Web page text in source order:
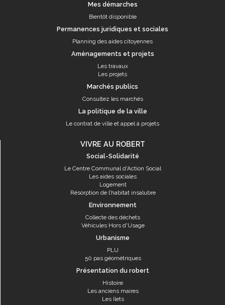
Mes démarches
Bientôt disponible
Permanences juridiques et sociales
Planning des aides citoyennes
Aménagements et projets
Les travaux
Les projets
Marchés publics
Consultez les marchés
La politique de la ville
Le contrat de ville et appel à projets
VIVRE AU ROBERT
Social-Solidarité
Le Centre Communal d'Action Social
Les aides sociales
Logement
Résorption de l’habitat insalubre
Environnement
Collecte des déchets
Véhicules Hors d'Usage
Urbanisme
PLU
50 pas géométriques
Présentation du robert
Histoire
Les anciens maires
Les îlets